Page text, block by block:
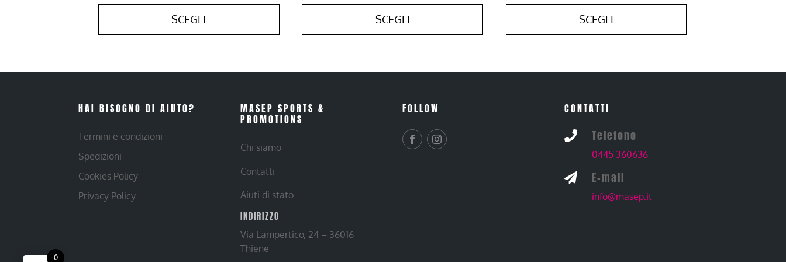
SCEGLI SCEGLI SCEGLI
HAI BISOGNO DI AIUTO?
Termini e condizioni
Spedizioni
Cookies Policy
Privacy Policy
MASEP SPORTS &
PROMOTIONS
Chi siamo
Contatti
Aiuti di stato
INDIRIZZO
Via Lampertico, 24 – 36016
Thiene
FOLLOW CONTATTI
 Telefono
0445 360636
 E-mail
info@masep.it
0